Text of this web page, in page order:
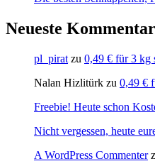
Neueste
pl_pirat zu 0,49 € für 3 kg
Nalan Hizlitürk zu 0,49 €
Freebie! Heute schon
Nicht vergessen, heute
A WordPress Commenter